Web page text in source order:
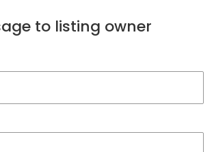
to listing owner